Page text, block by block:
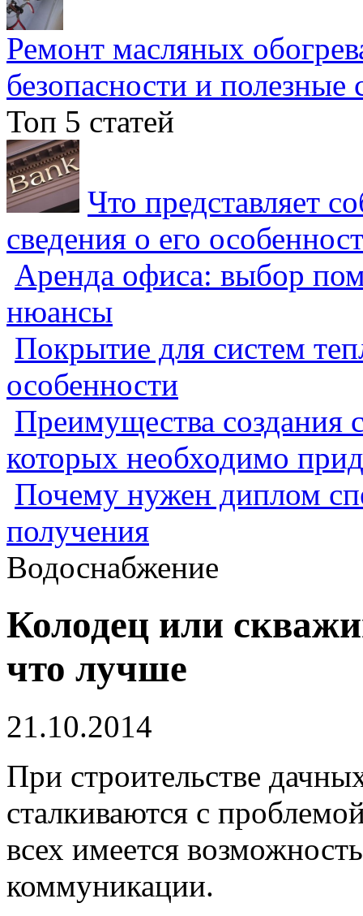
Ремонт масляных
безопасности и полезные
Топ 5 статей
Что представляет
сведения о его
Аренда офиса: выбор
нюансы
Покрытие для систем
особенности
Преимущества создания
которых необходимо
Почему нужен диплом
получения
Водоснабжение
Колодец или
что лучше
21.10.2014
При строительстве
сталкиваются с
всех имеется
коммуникации.